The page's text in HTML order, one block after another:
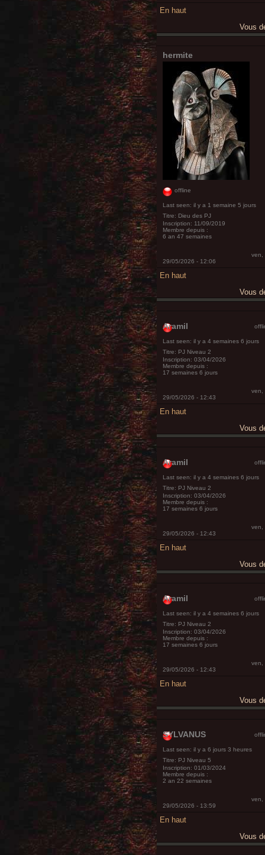
En haut
Vous
hermite
offline
Last seen: il y a 1 semaine 5 jours
Titre: Dieu des PJ
Inscription: 11/09/2019
Membre depuis :
6 an 47 semaines
ven,
29/05/2026 - 12:06
En haut
Vous
Aramil
Last seen: il y a 4 semaines 6 jours
Titre: PJ Niveau 2
Inscription: 03/04/2026
Membre depuis :
17 semaines 6 jours
ven,
29/05/2026 - 12:43
En haut
Vous
Aramil
Last seen: il y a 4 semaines 6 jours
Titre: PJ Niveau 2
Inscription: 03/04/2026
Membre depuis :
17 semaines 6 jours
ven,
29/05/2026 - 12:43
En haut
Vous
Aramil
Last seen: il y a 4 semaines 6 jours
Titre: PJ Niveau 2
Inscription: 03/04/2026
Membre depuis :
17 semaines 6 jours
ven,
29/05/2026 - 12:43
En haut
Vous
SYLVANUS
Last seen: il y a 6 jours 3 heures
Titre: PJ Niveau 5
Inscription: 01/03/2024
Membre depuis :
2 an 22 semaines
ven,
29/05/2026 - 13:59
En haut
Vous